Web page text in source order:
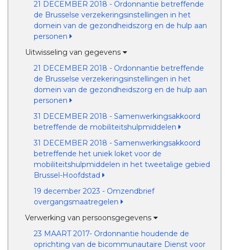
21 DECEMBER 2018 - Ordonnantie betreffende
de Brusselse verzekeringsinstellingen in het
domein van de gezondheidszorg en de hulp aan
personen
Uitwisseling van gegevens
21 DECEMBER 2018 - Ordonnantie betreffende
de Brusselse verzekeringsinstellingen in het
domein van de gezondheidszorg en de hulp aan
personen
31 DECEMBER 2018 - Samenwerkingsakkoord
betreffende de mobiliteitshulpmiddelen
31 DECEMBER 2018 - Samenwerkingsakkoord
betreffende het uniek loket voor de
mobiliteitshulpmiddelen in het tweetalige gebied
Brussel-Hoofdstad
19 december 2023 - Omzendbrief
overgangsmaatregelen
Verwerking van persoonsgegevens
23 MAART 2017- Ordonnantie houdende de
oprichting van de bicommunautaire Dienst voor